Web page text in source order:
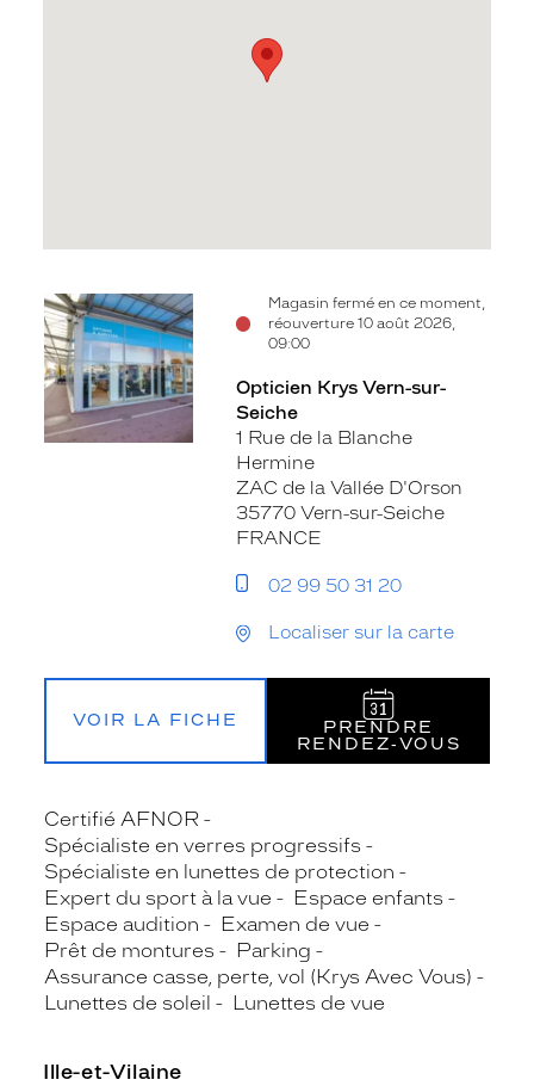
Magasin fermé en ce moment,
réouverture 10 août 2026,
09:00
Voir
la
fiche
Opticien Krys Vern-sur-
Seiche
1 Rue de la Blanche
Hermine
ZAC de la Vallée D'Orson
35770 Vern-sur-Seiche
FRANCE
02 99 50 31 20
Localiser sur la carte
VOIR LA FICHE
PRENDRE
RENDEZ‑VOUS
Certifié AFNOR
Spécialiste en verres progressifs
Spécialiste en lunettes de protection
Expert du sport à la vue
Espace enfants
Espace audition
Examen de vue
Prêt de montures
Parking
Assurance casse, perte, vol (Krys Avec Vous)
Lunettes de soleil
Lunettes de vue
Ille-et-Vilaine